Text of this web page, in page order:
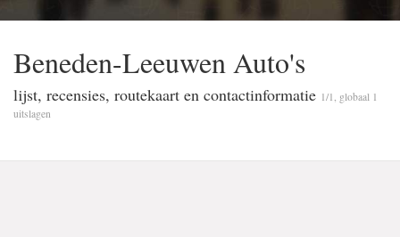
Beneden-Leeuwen Auto's
lijst, recensies, routekaart en contactinformatie 1/1, globaal 1
uitslagen